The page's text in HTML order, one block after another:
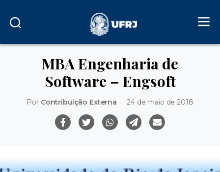
MBA Engenharia de
Software – Engsoft
Por Contribuição Externa 24 de maio de 2018